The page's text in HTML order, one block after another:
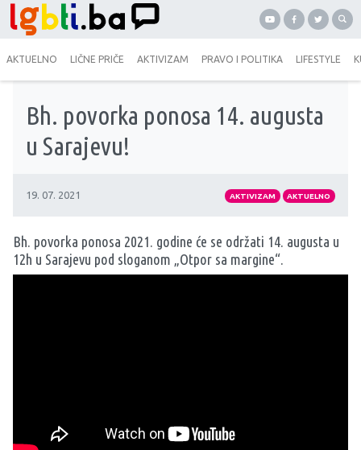
AKTUELNO LIČNE PRIČE AKTIVIZAM PRAVO I POLITIKA LIFESTYLE
Bh. povorka ponosa 14. augusta
u Sarajevu!
19. 07. 2021 AKTIVIZAM AKTUELNO
Bh. povorka ponosa 2021. godine će se održati 14. augusta u
12h u Sarajevu pod sloganom „Otpor sa margine“.